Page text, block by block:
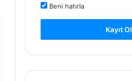
Beni hatırla
Kayıt Ol